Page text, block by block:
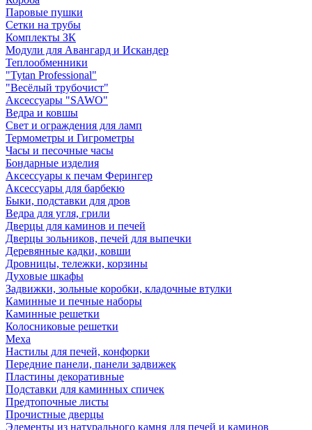
Паровые пушки
Сетки на трубы
Комплекты ЗК
Модули для Авангард и Искандер
Теплообменники
"Tytan Professional"
"Весёлый трубочист"
Аксессуары "SAWO"
Ведра и ковшы
Свет и ограждения для ламп
Термометры и Гигрометры
Часы и песочные часы
Бондарные изделия
Аксессуары к печам Ферингер
Аксессуары для барбекю
Быки, подставки для дров
Ведра для угля, грили
Дверцы для каминов и печей
Дверцы зольников, печей для выпечки
Деревянные кадки, ковши
Дровницы, тележки, корзины
Духовые шкафы
Задвижки, зольные коробки, кладочные втулки
Каминные и печные наборы
Каминные решетки
Колосниковые решетки
Меха
Настилы для печей, конфорки
Передние панели, панели задвижек
Пластины декоративные
Подставки для каминных спичек
Предтопочные листы
Прочистные дверцы
Элементы из натурального камня для печей и каминов